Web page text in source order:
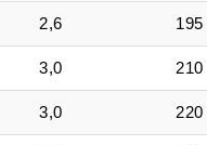
2,6 195
3,0 210
3,0 220